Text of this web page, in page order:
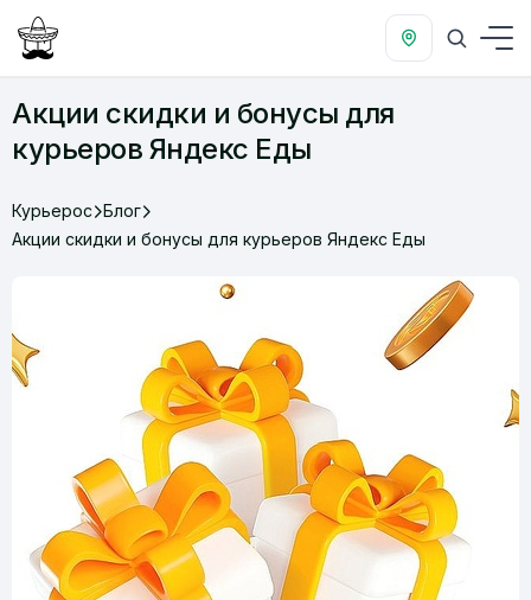
Акции скидки и бонусы для
курьеров Яндекс Еды
Курьерос Блог
Акции скидки и бонусы для курьеров Яндекс Еды